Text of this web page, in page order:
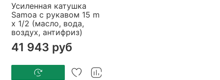
Усиленная катушка
Samoa с рукавом 15 m
x 1/2 (масло, вода,
воздух, антифриз)
41 943 руб